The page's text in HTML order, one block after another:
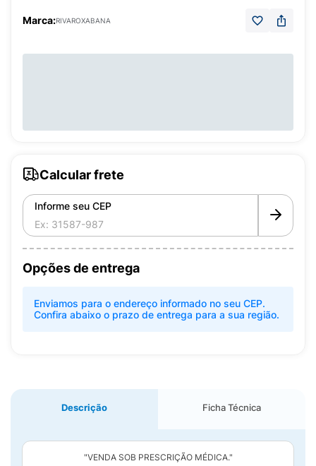
Marca:RIVAROXABANA
Calcular frete
Informe seu CEP
Opções de entrega
Enviamos para o endereço informado no seu CEP.
Confira abaixo o prazo de entrega para a sua região.
Descrição Ficha Técnica
"VENDA SOB PRESCRIÇÃO MÉDICA."